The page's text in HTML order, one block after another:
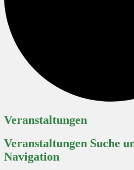
Veranstaltungen
Veranstaltungen Suche
Navigation